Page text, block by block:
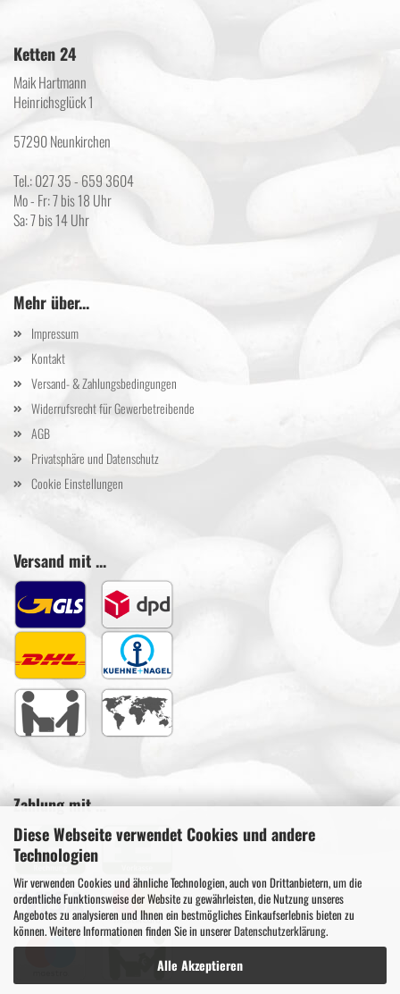
Diese Webseite verwendet Cookies und andere
Technologien
Wir verwenden Cookies und ähnliche Technologien, auch von Drittanbietern, um die
ordentliche Funktionsweise der Website zu gewährleisten, die Nutzung unseres
Angebotes zu analysieren und Ihnen ein bestmögliches Einkaufserlebnis bieten zu
können. Weitere Informationen finden Sie in unsererDatenschutzerklärung.
Alle Akzeptieren
Ketten 24
Maik Hartmann
Heinrichsglück 1
57290 Neunkirchen
Tel.: 027 35 - 659 3604
Mo - Fr: 7 bis 18 Uhr
Sa: 7 bis 14 Uhr
Mehr über...
Impressum
Kontakt
Versand- & Zahlungsbedingungen
Widerrufsrecht für Gewerbetreibende
AGB
Privatsphäre und Datenschutz
Cookie Einstellungen
Versand mit ...
Zahlung mit ...